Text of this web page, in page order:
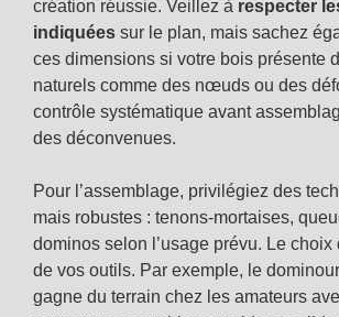
création réussie. Veillez à respecter
indiquées sur le plan, mais sachez
ces dimensions si votre bois présente
naturels comme des nœuds ou des
contrôle systématique avant
des déconvenues.
Pour l’assemblage, privilégiez des
mais robustes : tenons-mortaises,
dominos selon l’usage prévu. Le choix
de vos outils. Par exemple, le
gagne du terrain chez les amateurs